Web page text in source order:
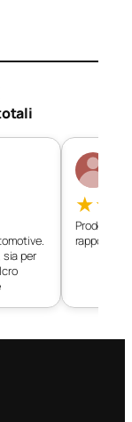
per
★★
Prodotto
rapporto